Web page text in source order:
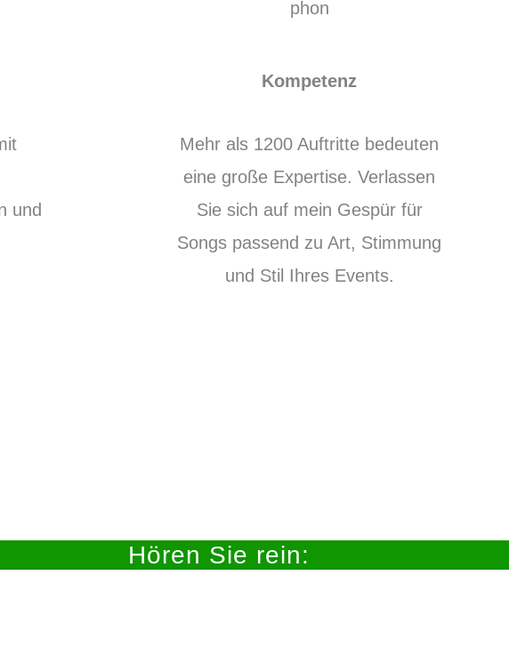
und
Kompetenz
Mehr als 1200 Auftritte bedeuten
eine große Expertise. Verlassen
Sie sich auf mein Gespür für
Songs passend zu Art, Stimmung
und Stil Ihres Events.
Hören Sie rein: